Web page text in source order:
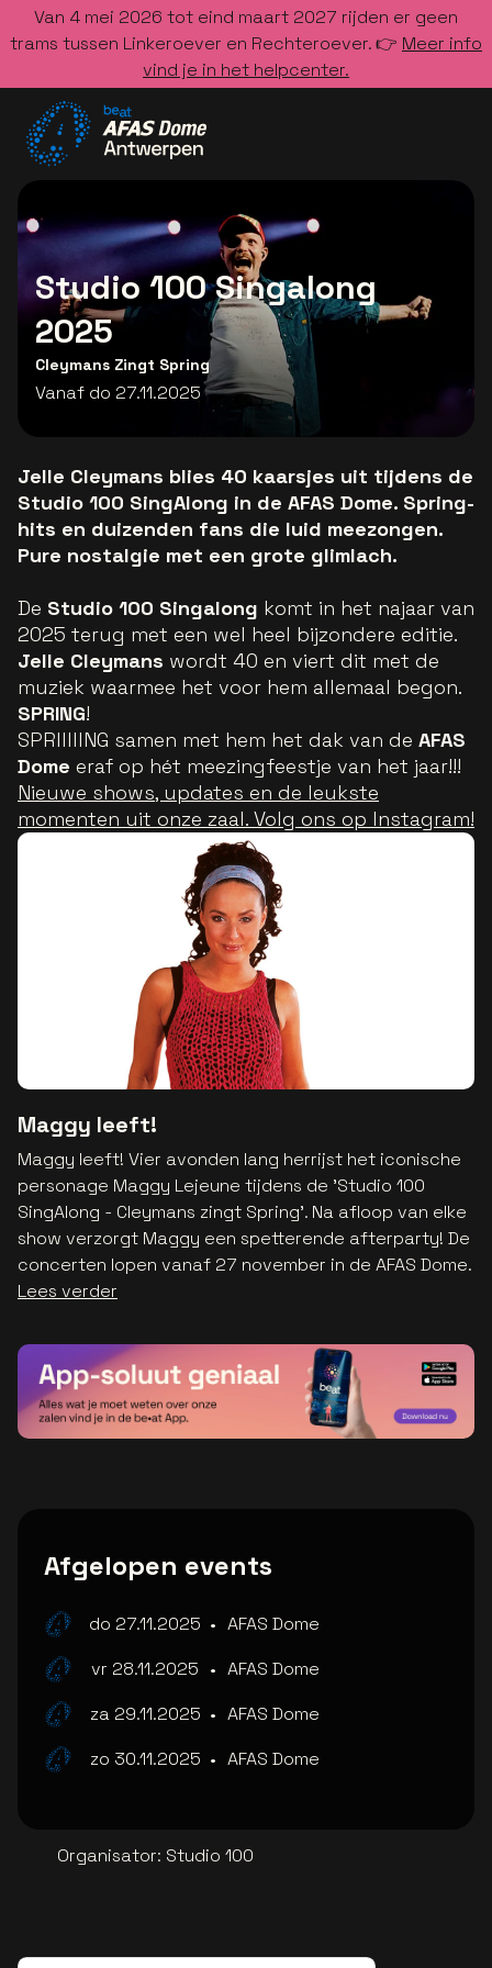
Van 4 mei 2026 tot eind maart 2027 rijden er geen
trams tussen Linkeroever en Rechteroever. 👉 Meer info
vind je in het helpcenter.
Studio 100 Singalong
2025
Cleymans Zingt Spring
Vanaf do 27.11.2025
Jelle Cleymans blies 40 kaarsjes uit tijdens de
Studio 100 SingAlong in de AFAS Dome. Spring-
hits en duizenden fans die luid meezongen.
Pure nostalgie met een grote glimlach.
De Studio 100 Singalong komt in het najaar van
2025 terug met een wel heel bijzondere editie.
Jelle Cleymans wordt 40 en viert dit met de
muziek waarmee het voor hem allemaal begon.
SPRING!
SPRIIIIING samen met hem het dak van de AFAS
Dome eraf op hét meezingfeestje van het jaar!!!
Nieuwe shows, updates en de leukste
momenten uit onze zaal. Volg ons op Instagram!
Maggy leeft!
Maggy leeft! Vier avonden lang herrijst het iconische
personage Maggy Lejeune tijdens de 'Studio 100
SingAlong - Cleymans zingt Spring'. Na afloop van elke
show verzorgt Maggy een spetterende afterparty! De
concerten lopen vanaf 27 november in de AFAS Dome.
Lees verder
Afgelopen events
do 27.11.2025 • AFAS Dome
vr 28.11.2025 • AFAS Dome
za 29.11.2025 • AFAS Dome
zo 30.11.2025 • AFAS Dome
Organisator: Studio 100